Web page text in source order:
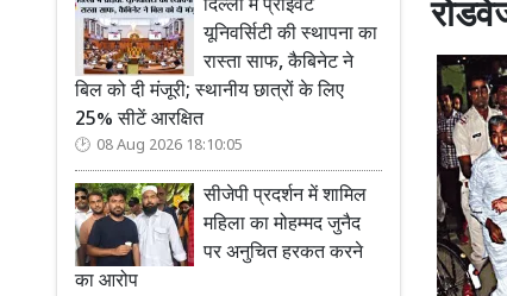
दिल्ली में प्राइवेट
यूनिवर्सिटी की स्थापना का
रास्ता साफ, कैबिनेट ने
बिल को दी मंजूरी; स्थानीय छात्रों के लिए
25% सीटें आरक्षित
08 Aug 2026 18:10:05
सीजेपी प्रदर्शन में शामिल
महिला का मोहम्मद जुनैद
पर अनुचित हरकत करने
का आरोप